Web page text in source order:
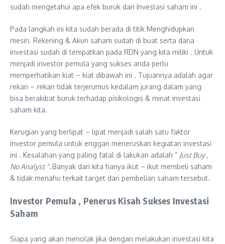
sudah mengetahui apa efek buruk dari Investasi saham ini .
Pada langkah ini kita sudah berada di titik Menghidupkan
mesin. Rekening & Akun saham sudah di buat serta dana
investasi sudah di tempatkan pada RDN yang kita miliki . Untuk
menjadi investor pemula yang sukses anda perlu
memperhatikan kiat – kiat dibawah ini . Tujuannya adalah agar
rekan – rekan tidak terjerumus kedalam jurang dalam yang
bisa berakibat buruk terhadap pisikologis & minat investasi
saham kita.
Kerugian yang berlipat – lipat menjadi salah satu faktor
investor pemula untuk enggan meneruskan kegiatan investasi
ini . Kesalahan yang paling fatal di lakukan adalah ” Just Buy ,
No Analyst “.Banyak dari kita hanya ikut – ikut membeli saham
& tidak menahu terkait target dari pembelian saham tersebut.
Investor Pemula , Penerus Kisah Sukses Investasi
Saham
Siapa yang akan menolak jika dengan melakukan investasi kita